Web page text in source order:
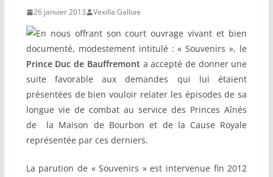
26 janvier 2013 Vexilla Galliae
En nous offrant son court ouvrage vivant et bien
documenté, modestement intitulé : « Souvenirs », le
Prince Duc de Bauffremont a accepté de donner une
suite favorable aux demandes qui lui étaient
présentées de bien vouloir relater les épisodes de sa
longue vie de combat au service des Princes Aînés
de la Maison de Bourbon et de la Cause Royale
représentée par ces derniers.
La parution de « Souvenirs » est intervenue fin 2012